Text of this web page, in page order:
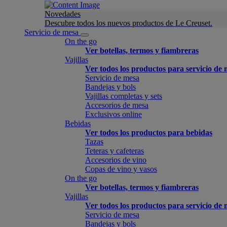
Novedades
Descubre todos los nuevos productos de Le Creuset.
Servicio de mesa
On the go
Ver botellas, termos y fiambreras
Vajillas
Ver todos los productos para servicio de
Servicio de mesa
Bandejas y bols
Vajillas completas y sets
Accesorios de mesa
Exclusivos online
Bebidas
Ver todos los productos para bebidas
Tazas
Teteras y cafeteras
Accesorios de vino
Copas de vino y vasos
On the go
Ver botellas, termos y fiambreras
Vajillas
Ver todos los productos para servicio de
Servicio de mesa
Bandejas y bols